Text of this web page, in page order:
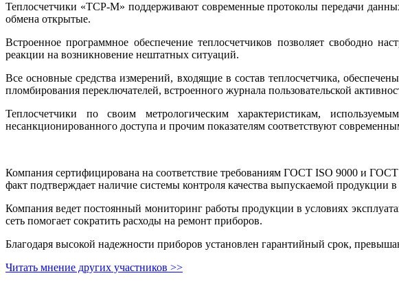
Теплосчетчики «ТСР-М» поддерживают современные протоколы передачи
обмена открытые.
Встроенное программное обеспечение теплосчетчиков позволяет свободно
реакции на возникновение нештатных ситуаций.
Все основные средства измерений, входящие в состав теплосчетчика,
пломбирования переключателей, встроенного журнала пользовательской
Теплосчетчики по своим метрологическим характеристикам,
несанкционированного доступа и прочим показателям соответствуют
Компания сертифицирована на соответствие требованиям ГОСТ ISO 9000 и
факт подтверждает наличие системы контроля качества выпускаемой продукции
Компания ведет постоянный мониторинг работы продукции в условиях
сеть помогает сократить расходы на ремонт приборов.
Благодаря высокой надежности приборов установлен гарантийный срок,
Читать мнение других участников >>